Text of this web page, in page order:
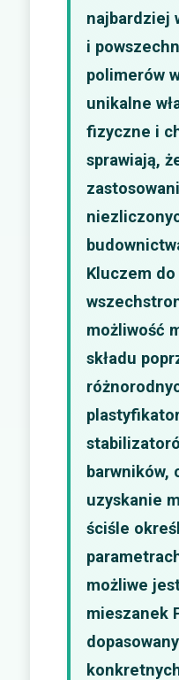
najbardziej
i
polimerów
unikalne
fizyczne i
sprawiają,
Kluczem
możliwość
składu
barwników,
uzyskanie
ściśle
możliwe
mieszanek